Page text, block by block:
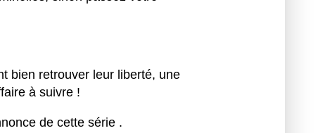
bien retrouver leur liberté, une
à suivre !
de cette série .